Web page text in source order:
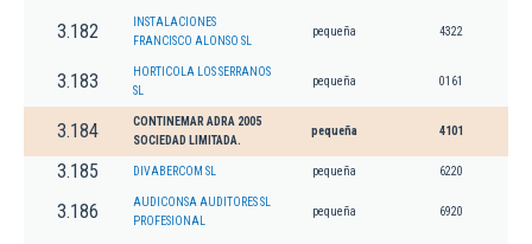
3.182
INSTALACIONES
FRANCISCO ALONSO SL
pequeña 4322
3.183
HORTICOLA LOS SERRANOS
SL
pequeña 0161
3.184
CONTINEMAR ADRA 2005
SOCIEDAD LIMITADA.
pequeña 4101
3.185 DIVABERCOM SL pequeña 6220
3.186
AUDICONSA AUDITORES SL
PROFESIONAL
pequeña 6920